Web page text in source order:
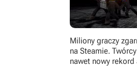
Miliony graczy
na Steamie.
nawet nowy rekord